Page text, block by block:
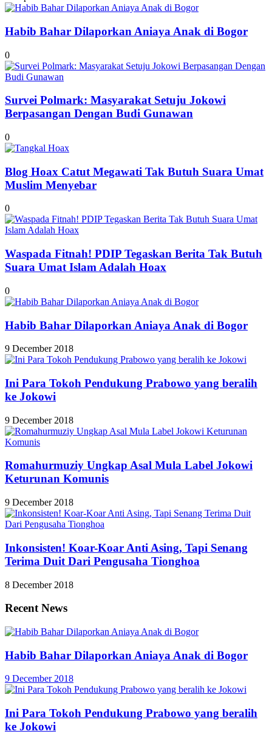
Habib Bahar Dilaporkan Aniaya Anak di Bogor
0
Survei Polmark: Masyarakat Setuju Jokowi
Berpasangan Dengan Budi Gunawan
0
Blog Hoax Catut Megawati Tak Butuh Suara Umat
Muslim Menyebar
0
Waspada Fitnah! PDIP Tegaskan Berita Tak Butuh
Suara Umat Islam Adalah Hoax
0
Habib Bahar Dilaporkan Aniaya Anak di Bogor
9 December 2018
Ini Para Tokoh Pendukung Prabowo yang beralih
ke Jokowi
9 December 2018
Romahurmuziy Ungkap Asal Mula Label Jokowi
Keturunan Komunis
9 December 2018
Inkonsisten! Koar-Koar Anti Asing, Tapi Senang
Terima Duit Dari Pengusaha Tionghoa
8 December 2018
Recent News
Habib Bahar Dilaporkan Aniaya Anak di Bogor
9 December 2018
Ini Para Tokoh Pendukung Prabowo yang beralih
ke Jokowi